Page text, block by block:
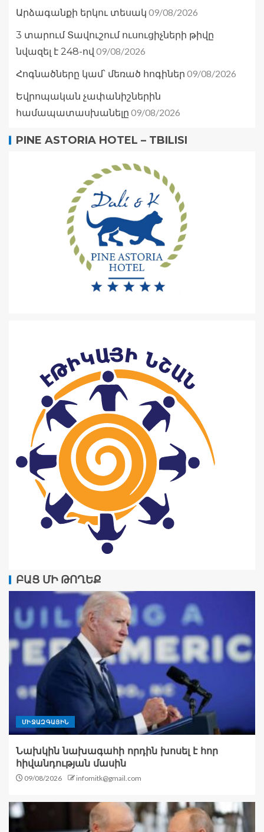
Արձագանքի երկու տեսակ 09/08/2026
3 տարում Տավուշում ուսուցիչների թիվը
նվազել է 248-ով 09/08/2026
Հոգնածները կամ՝ մեռած հոգիներ 09/08/2026
Եվրոպական չափանիշներին
համապատասխանելը 09/08/2026
PINE ASTORIA HOTEL – TBILISI
ԲԱՑ ՄԻ ԹՈՂԵՔ
ՄԻՋԱԶԳԱՅԻՆ
Նախկին նախագահի որդին խոսել է հոր
հիվանդության մասին
09/08/2026 infomitk@gmail.com